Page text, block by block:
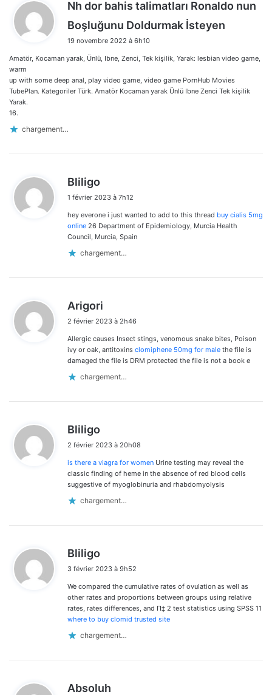
Nh dor bahis talimatları Ronaldo nun
Boşluğunu Doldurmak İsteyen
19 novembre 2022 à 6h10
Amatör, Kocaman yarak, Ünlü, Ibne, Zenci, Tek kişilik, Yarak: lesbian video game,
warm
up with some deep anal, play video game, video game PornHub Movies
TubePlan. Kategoriler Türk. Amatör Kocaman yarak Ünlü Ibne Zenci Tek kişilik
Yarak.
16.
chargement…
Bliligo
t
:
1 février 2023 à 7h12
hey everone i just wanted to add to this thread buy cialis 5mg
online 26 Department of Epidemiology, Murcia Health
Council, Murcia, Spain
chargement…
Arigori
t
:
2 février 2023 à 2h46
Allergic causes Insect stings, venomous snake bites, Poison
ivy or oak, antitoxins clomiphene 50mg for male the file is
damaged the file is DRM protected the file is not a book e
chargement…
Bliligo
t
:
2 février 2023 à 20h08
is there a viagra for women Urine testing may reveal the
classic finding of heme in the absence of red blood cells
suggestive of myoglobinuria and rhabdomyolysis
chargement…
Bliligo
t
:
3 février 2023 à 9h52
We compared the cumulative rates of ovulation as well as
other rates and proportions between groups using relative
rates, rates differences, and П‡ 2 test statistics using SPSS 11
where to buy clomid trusted site
chargement…
Absoluh